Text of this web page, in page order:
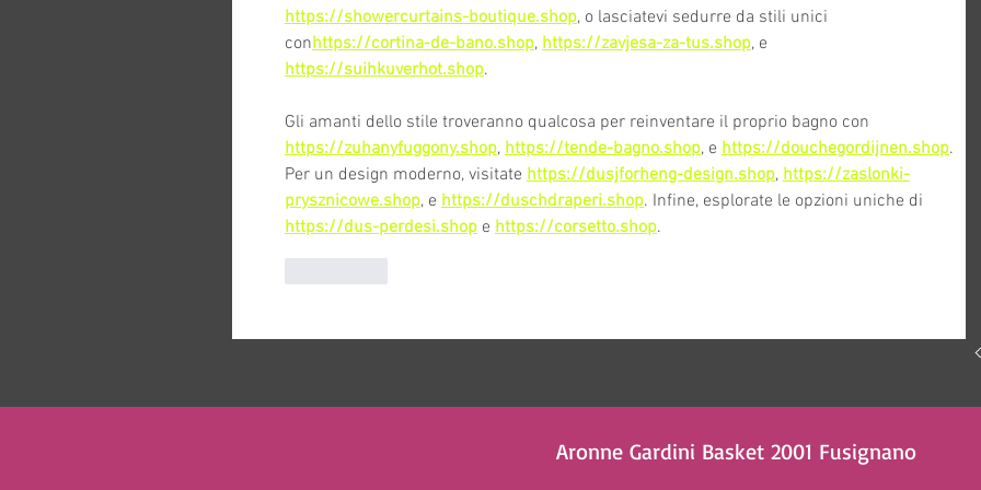
https://showercurtains-boutique.shop, o lasciatevi sedurre da stili unici
conhttps://cortina-de-bano.shop, https://zavjesa-za-tus.shop, e
https://suihkuverhot.shop.
Gli amanti dello stile troveranno qualcosa per reinventare il proprio bagno con
https://zuhanyfuggony.shop, https://tende-bagno.shop, e https://douchegordijnen.shop.
Per un design moderno, visitate https://dusjforheng-design.shop, https://zaslonki-
prysznicowe.shop, e https://duschdraperi.shop. Infine, esplorate le opzioni uniche di
https://dus-perdesi.shop e https://corsetto.shop.
Bitways - Tecnologia e comunicazione
Aronne Gardini Basket 2001 Fusignano